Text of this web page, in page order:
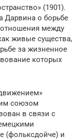
(1901).
Дарвина о борьбе
между
живые существа,
за жизненное
которых
союзом
в связи с
(фольксдойче) и